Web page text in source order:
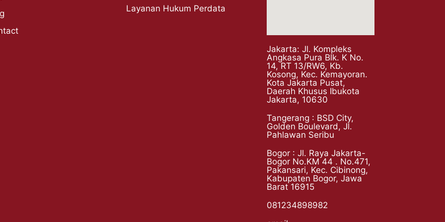
Layanan Hukum Perdata
Jakarta: Jl. Kompleks
Angkasa Pura Blk. K No.
14, RT 13/RW6, Kb.
Kosong, Kec. Kemayoran.
Kota Jakarta Pusat,
Daerah Khusus Ibukota
Jakarta, 10630
Tangerang : BSD City,
Golden Boulevard, Jl.
Pahlawan Seribu
Bogor : Jl. Raya Jakarta-
Bogor No.KM 44 . No.471,
Pakansari, Kec. Cibinong,
Kabupaten Bogor, Jawa
Barat 16915
081234898982